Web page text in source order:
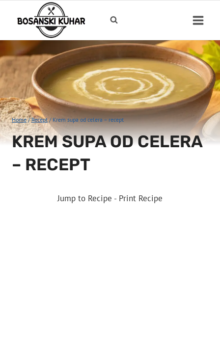
Home / Recept / Krem supa od celera – recept
KREM SUPA OD CELERA
– RECEPT
Jump to Recipe - Print Recipe